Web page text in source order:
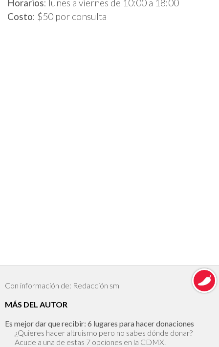
Horarios: lunes a viernes de 10:00 a 18:00
Costo: $50 por consulta
Con información de: Redacción sm
MÁS DEL AUTOR
Es mejor dar que recibir: 6 lugares para hacer donaciones
¿Quieres hacer altruismo pero no sabes dónde donar?
Acude a una de estas 7 opciones en la CDMX.